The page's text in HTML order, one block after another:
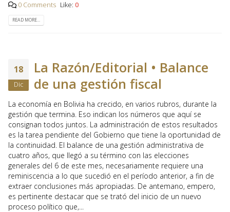
0 Comments Like: 0
READ MORE...
18
Dic
La Razón/Editorial • Balance
de una gestión fiscal
La economía en Bolivia ha crecido, en varios rubros, durante la
gestión que termina. Eso indican los números que aquí se
consignan todos juntos. La administración de estos resultados
es la tarea pendiente del Gobierno que tiene la oportunidad de
la continuidad. El balance de una gestión administrativa de
cuatro años, que llegó a su término con las elecciones
generales del 6 de este mes, necesariamente requiere una
reminiscencia a lo que sucedió en el período anterior, a fin de
extraer conclusiones más apropiadas. De antemano, empero,
es pertinente destacar que se trató del inicio de un nuevo
proceso político que,...